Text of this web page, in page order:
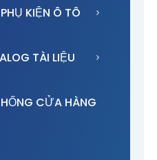
KIỆN Ô TÔ
TÀI LIỆU
CỬA HÀNG